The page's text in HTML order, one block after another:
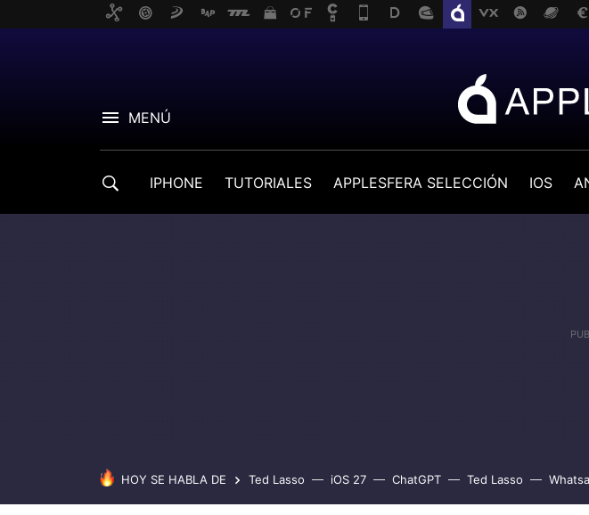
MENÚ
IPHONE TUTORIALES APPLESFERA SELECCIÓN IOS
HOY SE HABLA DE Ted Lasso iOS 27 ChatGPT Ted Lasso